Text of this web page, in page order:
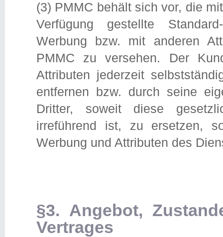
(3) PMMC behält sich vor, die
Verfügung gestellte
Werbung bzw. mit anderen
PMMC zu versehen. Der
Attributen jederzeit
entfernen bzw. durch seine
Dritter, soweit diese
irreführend ist, zu ersetzen,
Werbung und Attributen des
§3. Angebot,
Vertrages